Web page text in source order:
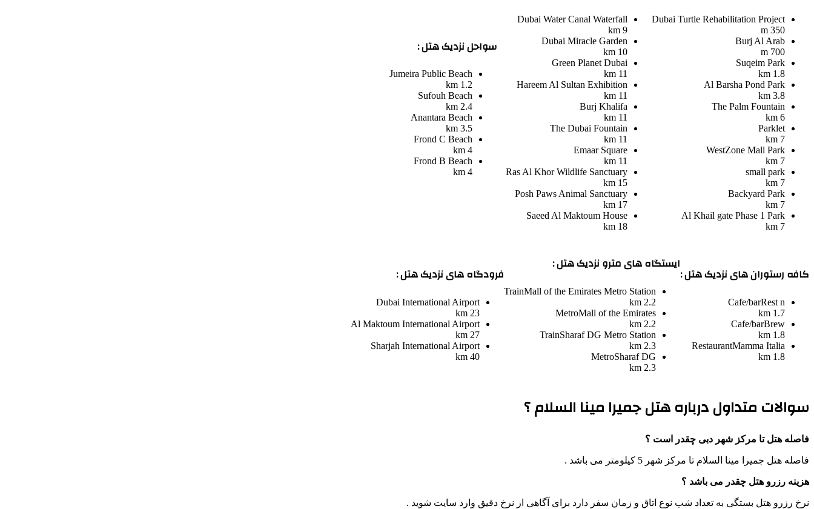
Dubai Turtle Rehabilitation Project
350 m
Burj Al Arab
700 m
Suqeim Park
1.8 km
Al Barsha Pond Park
3.8 km
The Palm Fountain
6 km
Parklet
7 km
WestZone Mall Park
7 km
small park
7 km
Backyard Park
7 km
Al Khail gate Phase 1 Park
7 km
Dubai Water Canal Waterfall
9 km
Dubai Miracle Garden
10 km
Green Planet Dubai
11 km
Hareem Al Sultan Exhibition
11 km
Burj Khalifa
11 km
The Dubai Fountain
11 km
Emaar Square
11 km
Ras Al Khor Wildlife Sanctuary
15 km
Posh Paws Animal Sanctuary
17 km
Saeed Al Maktoum House
18 km
سواحل نزدیک هتل :
Jumeira Public Beach
1.2 km
Sufouh Beach
2.4 km
Anantara Beach
3.5 km
Frond C Beach
4 km
Frond B Beach
4 km
کافه رستوران های نزدیک هتل :
Cafe/barRest n
1.7 km
Cafe/barBrew
1.8 km
RestaurantMamma Italia
1.8 km
ایستگاه های مترو نزدیک هتل :
TrainMall of the Emirates Metro Station
2.2 km
MetroMall of the Emirates
2.2 km
TrainSharaf DG Metro Station
2.3 km
MetroSharaf DG
2.3 km
فرودگاه های نزدیک هتل :
Dubai International Airport
23 km
Al Maktoum International Airport
27 km
Sharjah International Airport
40 km
سوالات متداول درباره هتل جمیرا مینا السلام ؟
فاصله هتل تا مرکز شهر دبی چقدر است ؟
فاصله هتل جمیرا مینا السلام تا مرکز شهر 5 کیلومتر می باشد .
هزینه رزرو هتل چقدر می باشد ؟
نرخ رزرو هتل بستگی به تعداد شب نوع اتاق و زمان سفر دارد برای آگاهی از نرخ دقیق وارد سایت شوید .